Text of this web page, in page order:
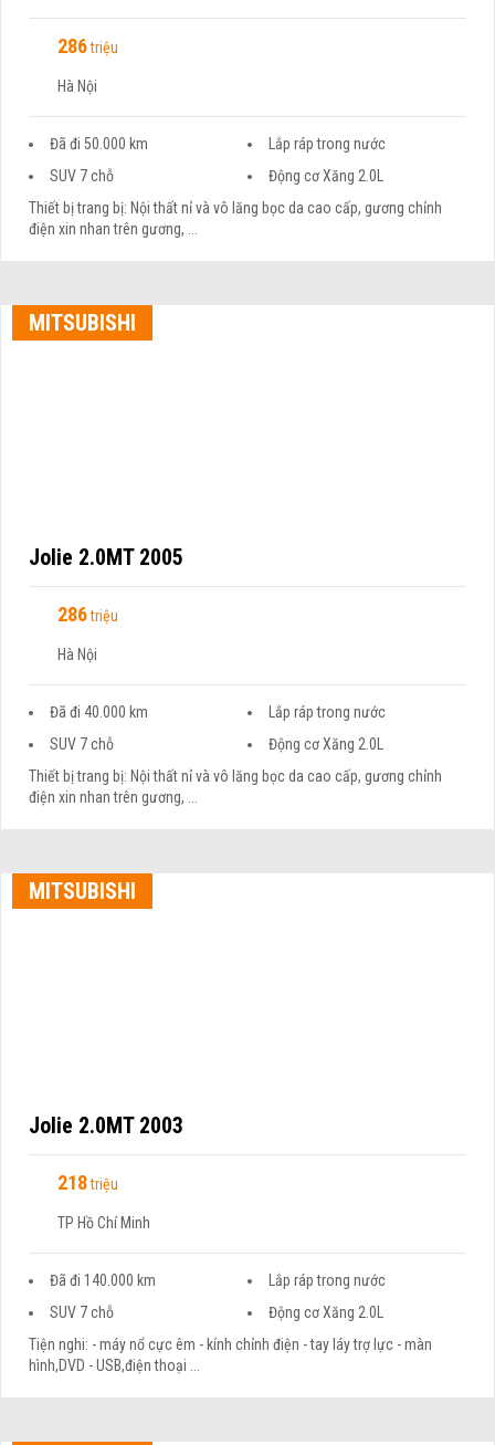
286triệu
Hà Nội
Đã đi 50.000 km
Lắp ráp trong nước
SUV 7 chỗ
Động cơ Xăng 2.0L
Thiết bị trang bị: Nội thất nỉ và vô lăng bọc da cao cấp, gương chỉnh
điện xin nhan trên gương, ...
MITSUBISHI
Jolie 2.0MT 2005
286triệu
Hà Nội
Đã đi 40.000 km
Lắp ráp trong nước
SUV 7 chỗ
Động cơ Xăng 2.0L
Thiết bị trang bị: Nội thất nỉ và vô lăng bọc da cao cấp, gương chỉnh
điện xin nhan trên gương, ...
MITSUBISHI
Jolie 2.0MT 2003
218triệu
TP Hồ Chí Minh
Đã đi 140.000 km
Lắp ráp trong nước
SUV 7 chỗ
Động cơ Xăng 2.0L
Tiện nghi: - máy nổ cực êm - kính chỉnh điện - tay láy trợ lực - màn
hình,DVD - USB,điện thoại ...